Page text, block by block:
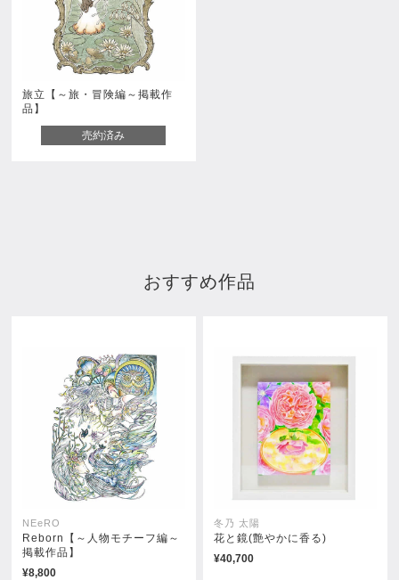
旅立【～旅・冒険編～掲載作
品】
売約済み
おすすめ作品
NEeRO
Reborn【～人物モチーフ編～
掲載作品】
¥8,800
冬乃 太陽
花と鏡(艶やかに香る)
¥40,700